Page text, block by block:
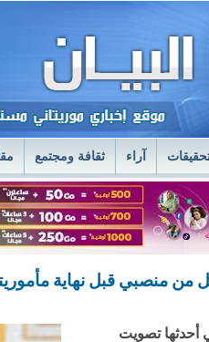
آراء ثقافة ومجتمع
يزور مركز الصحراء
الخدمات الطبية في المستشفى
من منصبي قبل نهاية
أحدثها تصويت